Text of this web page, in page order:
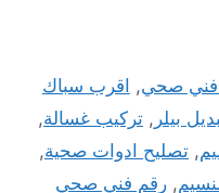
فني صحي, اقرب سباك
بيلر , تركيب غسالة,
, تصليح ادوات صحية,
, رقم فني صحي